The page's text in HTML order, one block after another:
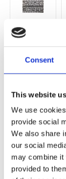
Consent
This website
We use
provide social
We also share
our social
may combine it
provided to
Storlek
Antal
Lagerstatus I
117221
Fri frakt
Snabba
Enkel